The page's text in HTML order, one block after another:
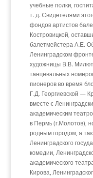
учебные полки,
т. д. Свидетелями
фондов артистов
Костровицкой,
балетмейстера А.Е.
Ленинградском
художницы В.В.
танцевальных
пионеров во время
Г.Д. Георгиевской —
вместе с
академическим
в Пермь (г.Молотов),
родным городом, а
Ленинградского
комедии,
академического
Кирова,